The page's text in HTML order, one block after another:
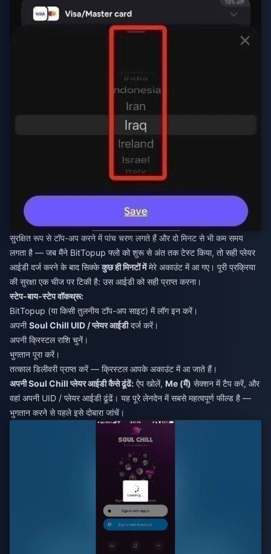
सुरक्षित रूप से टॉप-अप करने में पांच चरण लगते हैं और दो मिनट से भी कम समय
लगता है — जब मैंने BitTopup फ्लो को शुरू से अंत तक टेस्ट किया, तो सही प्लेयर
आईडी दर्ज करने के बाद सिक्केकुछ ही मिनटों मेंमेरे अकाउंट में आ गए। पूरी प्रक्रिया
की सुरक्षा एक चीज पर टिकी है: उस आईडी को सही प्राप्त करना।
स्टेप-बाय-स्टेप वॉकथ्रू:
BitTopup (या किसी तुलनीय टॉप-अप साइट) में लॉग इन करें।
अपनीSoul Chill UID / प्लेयर आईडीदर्ज करें।
अपनी क्रिस्टल राशि चुनें।
भुगतान पूरा करें।
तत्काल डिलीवरी प्राप्त करें — क्रिस्टल आपके अकाउंट में आ जाते हैं।
अपनी Soul Chill प्लेयर आईडी कैसे ढूंढें: ऐप खोलें, Me (मैं) सेक्शन में टैप करें, और
वहां अपनी UID / प्लेयर आईडी ढूंढें। यह पूरे लेनदेन में सबसे महत्वपूर्ण फील्ड है —
भुगतान करने से पहले इसे दोबारा जांचें।